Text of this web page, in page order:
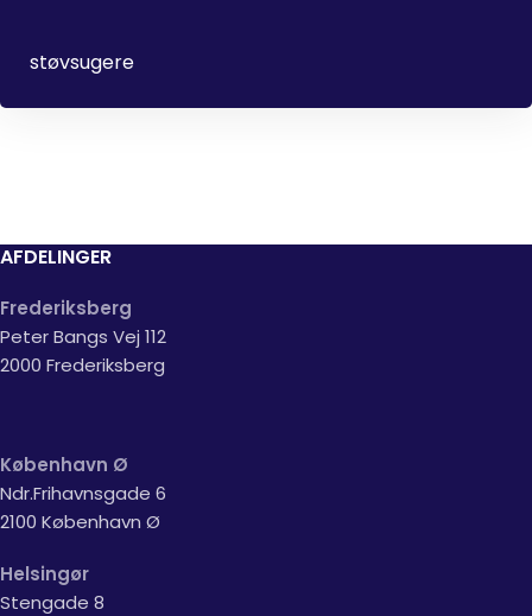
støvsugere
AFDELINGER
Frederiksberg
Peter Bangs Vej 112
2000 Frederiksberg
København Ø
Ndr.Frihavnsgade 6
2100 København Ø
Helsingør
Stengade 8